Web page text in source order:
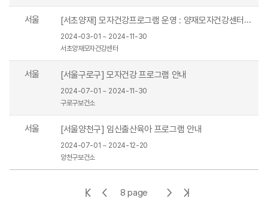
서울 [서초양재] 모자건강프로그램 운영 : 양재모자건강센터 배움존
2024-03-01 ~ 2024-11-30
서초양재모자건강센터
서울 [서울구로구] 모자건강 프로그램 안내
2024-07-01 ~ 2024-11-30
구로구보건소
서울 [서울양천구] 임신출산육아 프로그램 안내
2024-07-01 ~ 2024-12-20
양천구보건소
첫 이 8 page 다 마